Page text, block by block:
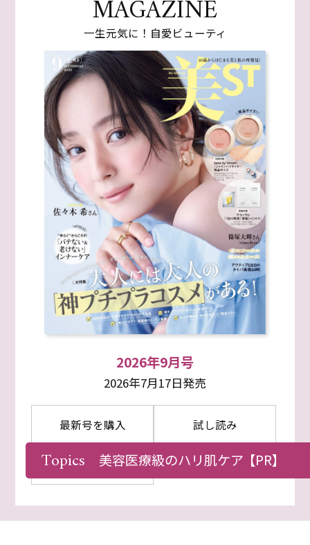
MAGAZINE
一生元気に！自愛ビューティ
2026年9月号
2026年7月17日発売
最新号を購入 試し読み
定期購読
Topics 美容医療級のハリ肌ケア【PR】